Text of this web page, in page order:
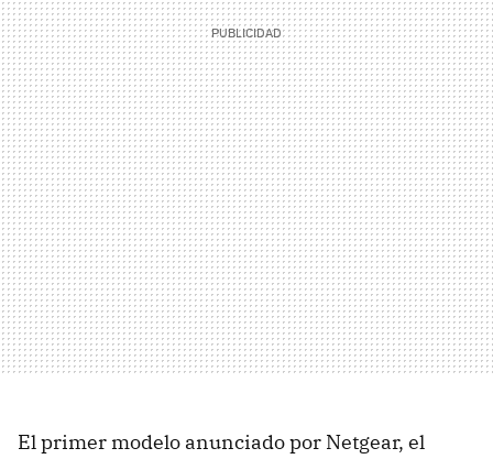
El primer modelo anunciado por Netgear, el